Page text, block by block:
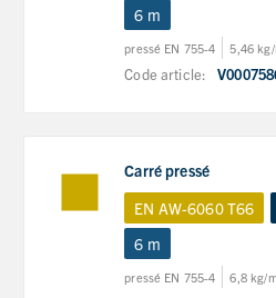
6 m
pressé EN 755-4 5,46
Code article:
Carré pressé
EN AW-6060 T66
6 m
pressé EN 755-4 6,8 kg/